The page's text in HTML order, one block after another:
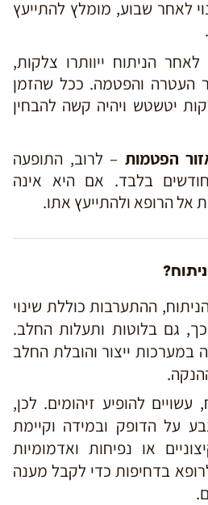
לאחר שבוע, מומלץ להתייעץ
הניתוח ייוותרו צלקות,
העטרה והפטמה. ככל שהזמן
יטשטש ויהיה קשה להבחין
הפטמות – לרוב, התופעה
בלבד. אם היא אינה
אל הרופא ולהתייעץ אתו.
ההתערבות כוללת שינוי
גם בלוטות ותעלות החלב.
במערכות ייצור והובלת החלב
להופיע זיהומים. לכן,
על הדופק ובמידה וקיימת
או נפיחות ואדמומיות
בדחיפות כדי לקבל מענה